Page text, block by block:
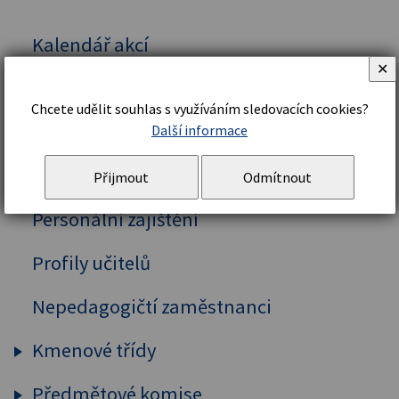
Kalendář akcí
Organizační řád a struktura
Školní řád
Personální zajištění
Profily učitelů
Nepedagogičtí zaměstnanci
Kmenové třídy
Prima
Chcete udělit souhlas s využíváním sledovacích cookies?
Další informace
Přijmout Odmítnout
✕